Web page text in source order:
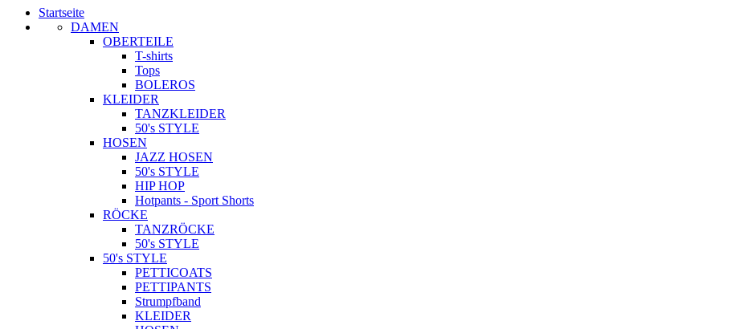
Startseite
DAMEN
OBERTEILE
T-shirts
Tops
BOLEROS
KLEIDER
TANZKLEIDER
50's STYLE
HOSEN
JAZZ HOSEN
50's STYLE
HIP HOP
Hotpants - Sport Shorts
RÖCKE
TANZRÖCKE
50's STYLE
50's STYLE
PETTICOATS
PETTIPANTS
Strumpfband
KLEIDER